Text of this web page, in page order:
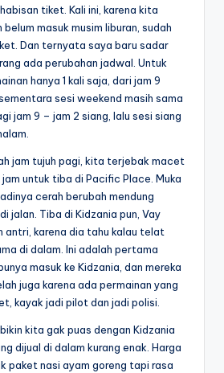
tiket. Kali ini, karena kita
masuk musim liburan, sudah
Dan ternyata saya baru sadar
ada perubahan jadwal. Untuk
hanya 1 kali saja, dari jam 9
sesi weekend masih sama
jam 9 – jam 2 siang, lalu sesi siang
jam tujuh pagi, kita terjebak macet
untuk tiba di Pacific Place. Muka
cerah berubah mendung
jalan. Tiba di Kidzania pun, Vay
antri, karena dia tahu kalau telat
di dalam. Ini adalah pertama
masuk ke Kidzania, dan mereka
juga karena ada permainan yang
kayak jadi pilot dan jadi polisi.
kita gak puas dengan Kidzania
dijual di dalam kurang enak. Harga
paket nasi ayam goreng tapi rasa